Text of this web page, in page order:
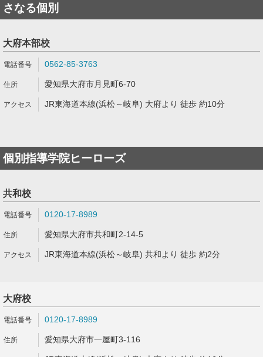
さなる個別
大府本部校
0562-85-3763
愛知県大府市月見町6-70
JR東海道本線(浜松～岐阜) 大府より 徒歩 約10分
個別指導学院ヒーローズ
共和校
0120-17-8989
愛知県大府市共和町2-14-5
JR東海道本線(浜松～岐阜) 共和より 徒歩 約2分
大府校
0120-17-8989
愛知県大府市一屋町3-116